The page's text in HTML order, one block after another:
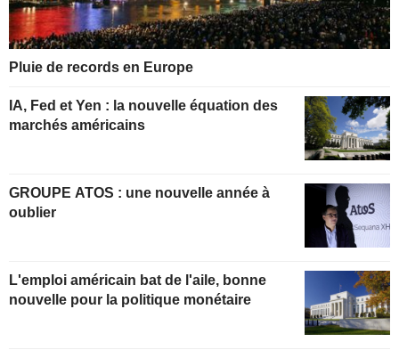
Pluie de records en Europe
IA, Fed et Yen : la nouvelle équation des
marchés américains
GROUPE ATOS : une nouvelle année à
oublier
L'emploi américain bat de l'aile, bonne
nouvelle pour la politique monétaire